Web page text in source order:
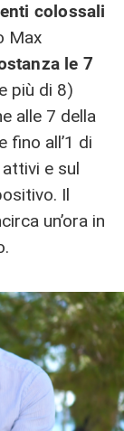
colossali
Max
le 7
più di 8)
alle 7 della
fino all’1 di
e sul
Il
un’ora in